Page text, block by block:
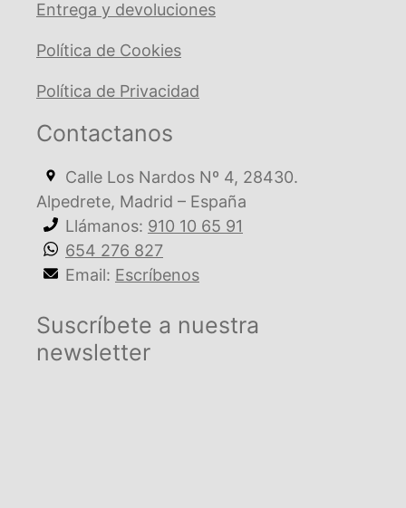
Entrega y devoluciones
Política de Cookies
Política de Privacidad
Contactanos
Calle Los Nardos Nº 4, 28430.
Alpedrete, Madrid – España
Llámanos: 910 10 65 91
654 276 827
Email: Escríbenos
Suscríbete a nuestra
newsletter